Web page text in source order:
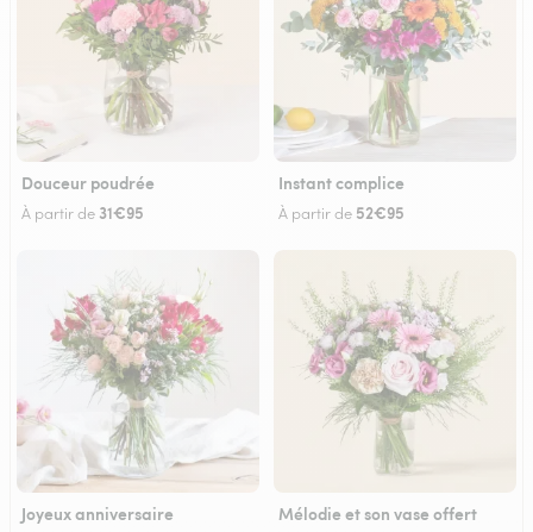
Douceur poudrée
À partir de 31€95
Instant complice
À partir de 52€95
Joyeux anniversaire Mélodie et son vase offert